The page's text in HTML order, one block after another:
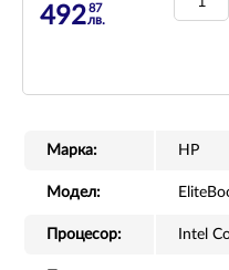
49287
лв.
Марка: HP
Модел:
Процесор: Intel